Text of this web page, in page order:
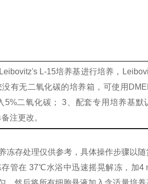
L-15培养基进行培养，
有无二氧化碳的培养箱，可使用
5%二氧化碳； 3、配套专用培养基默
注更改。
冻存处理仅供参考，具体操作步骤以
管在 37℃水浴中迅速摇晃解冻，加